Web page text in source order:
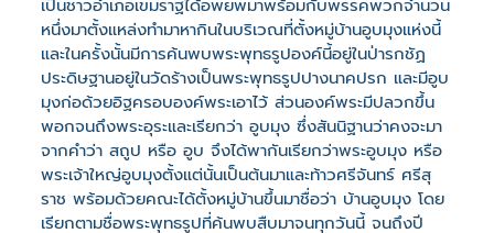
เป็นชาวอำเภอเขมราฐได้อพยพมาพร้อมกับพรรคพวกจำนวน
หนึ่งมาตั้งแหล่งทำมาหากินในบริเวณที่ตั้งหมู่บ้านอูบมุงแห่งนี้
และในครั้งนั้นมีการค้นพบพระพุทธรูปองค์นี้อยู่ในป่ารกชัฏ
ประดิษฐานอยู่ในวัดร้างเป็นพระพุทธรูปปางนาคปรก และมีอูบ
มุงก่อด้วยอิฐครอบองค์พระเอาไว้ ส่วนองค์พระมีปลวกขึ้น
พอกจนถึงพระอุระและเรียกว่า อูบมุง ซึ่งสันนิฐานว่าคงจะมา
จากคำว่า สถูป หรือ อูบ จึงได้พากันเรียกว่าพระอูบมุง หรือ
พระเจ้าใหญ่อูบมุงตั้งแต่นั้นเป็นต้นมาและท้าวศรีจันทร์ ศรีสุ
ราช พร้อมด้วยคณะได้ตั้งหมู่บ้านขึ้นมาชื่อว่า บ้านอูบมุง โดย
เรียกตามชื่อพระพุทธรูปที่ค้นพบสืบมาจนทุกวันนี้ จนถึงปี